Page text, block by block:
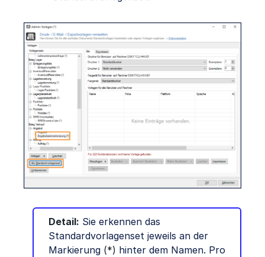
Detail: Sie erkennen das
Standardvorlagenset jeweils an der
Markierung (*) hinter dem Namen. Pro